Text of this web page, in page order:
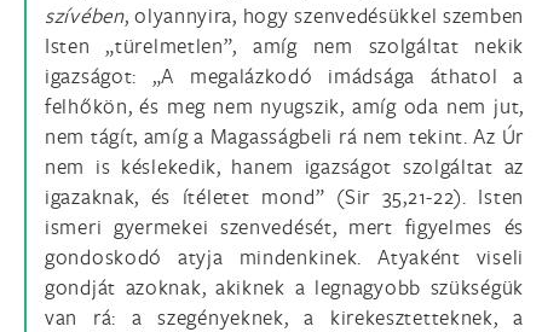
szívében, olyannyira, hogy szenvedésükkel szemben
Isten „türelmetlen”, amíg nem szolgáltat nekik
igazságot: „A megalázkodó imádsága áthatol a
felhőkön, és meg nem nyugszik, amíg oda nem jut,
nem tágít, amíg a Magasságbeli rá nem tekint. Az Úr
nem is késlekedik, hanem igazságot szolgáltat az
igazaknak, és ítéletet mond” (Sir 35,21-22). Isten
ismeri gyermekei szenvedését, mert figyelmes és
gondoskodó atyja mindenkinek. Atyaként viseli
gondját azoknak, akiknek a legnagyobb szükségük
van rá: a szegényeknek, a kirekesztetteknek, a